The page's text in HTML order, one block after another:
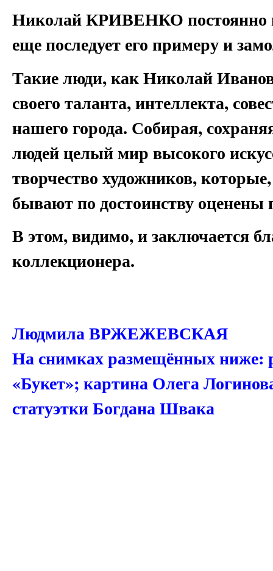
Николай КРИВЕНКО постоянно
еще последует его примеру и
Такие люди, как Николай
своего таланта, интеллекта,
нашего города. Собирая,
людей целый мир высокого
творчество художников,
бывают по достоинству
В этом, видимо, и заключается
коллекционера.
Людмила ВРЖЕЖЕВСКАЯ
На снимках размещённых ниже:
«Букет»; картина Олега
статуэтки Богдана Швака